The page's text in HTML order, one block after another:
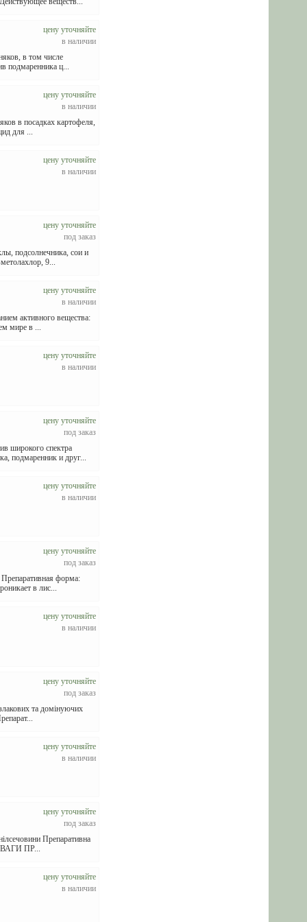
цену уточняйте
в наличии
в том числе
подмаренника ц...
цену уточняйте
в наличии
в посадках картофеля,
для ...
цену уточняйте
в наличии
цену уточняйте
под заказ
подсолнечника, сои и
9...
цену уточняйте
в наличии
активного вещества:
мире в ...
цену уточняйте
в наличии
цену уточняйте
под заказ
широкого спектра
подмаренник и друг...
цену уточняйте
в наличии
цену уточняйте
под заказ
форма:
в лис...
цену уточняйте
в наличии
цену уточняйте
под заказ
та домінуючих
цену уточняйте
в наличии
цену уточняйте
под заказ
Препаративна
ПР...
цену уточняйте
в наличии